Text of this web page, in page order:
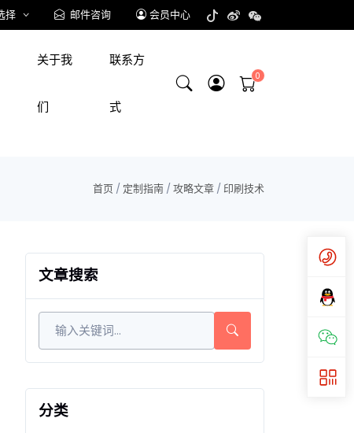
择 邮件咨询 会员中心
关于我
们
联系方
式
首页 / 定制指南/攻略文章/ 印刷技术
文章搜索
分类